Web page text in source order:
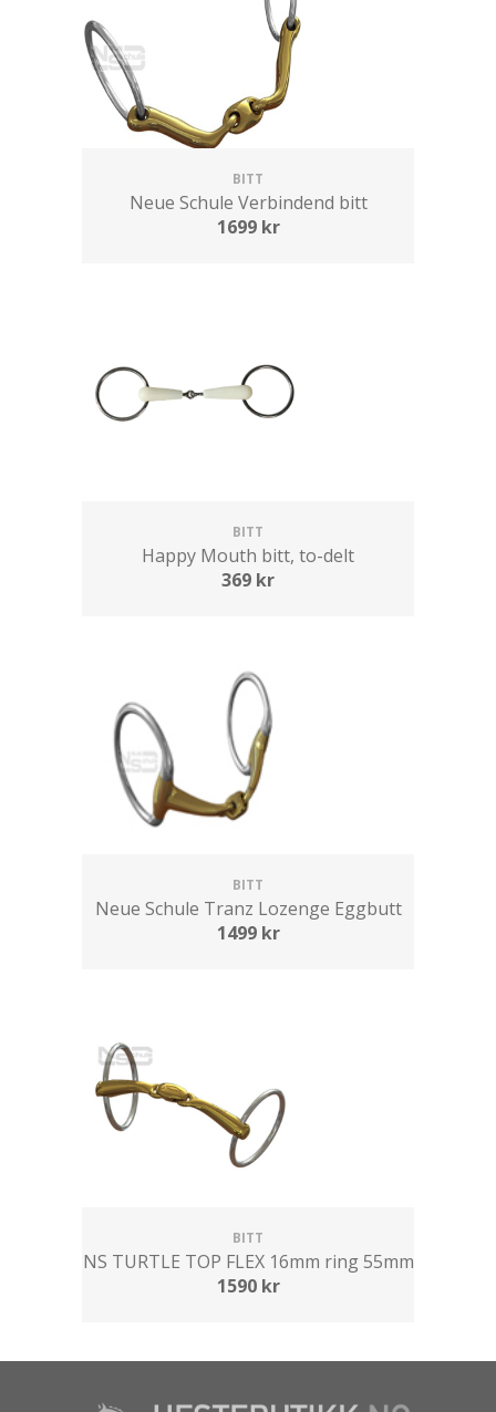
BITT
Neue Schule Verbindend bitt
1699 kr
BITT
Happy Mouth bitt, to-delt
369 kr
BITT
Neue Schule Tranz Lozenge Eggbutt
1499 kr
BITT
NS TURTLE TOP FLEX 16mm ring 55mm
1590 kr